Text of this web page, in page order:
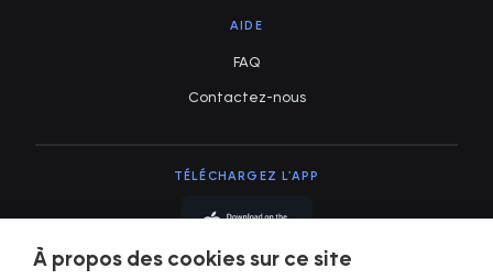
À propos des cookies sur ce site
AIDE
FAQ
Contactez-nous
TÉLÉCHARGEZ L'APP